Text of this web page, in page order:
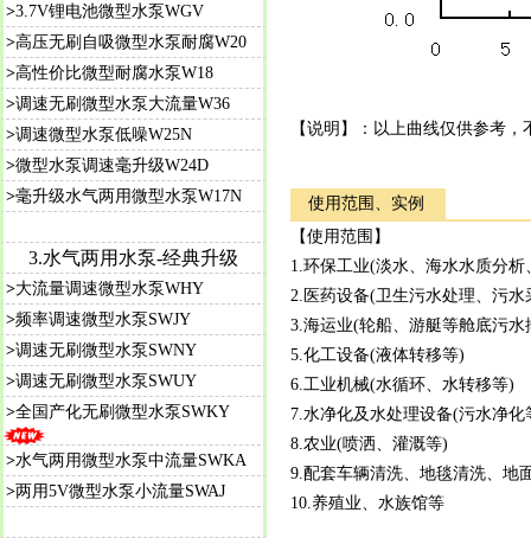
【说明】：以上曲线仅供参考
使用范围、实例
【使用范围】
1.环保工业(淡水、海水水质分
2.医药设备(卫生污水处理、污水
3.海运业(轮船、游艇等舱底污
5.化工设备(液体转移等)
6.工业机械(水循环、水转移等)
7.水净化及水处理设备(污水净化
8.农业(喷洒、灌溉等)
9.配套车辆清洗、地毯清洗、地
10.养殖业、水族馆等
>3.7V锂电池微型水泵WGV
>高压无刷自吸微型水泵耐腐W20
>高性价比微型耐腐水泵W18
>调速无刷微型水泵大流量W36
>调速微型水泵低噪W25N
>微型水泵调速毫升级W24D
>毫升级水气两用微型水泵W17N
3.水气两用水泵-经典升级
>大流量调速微型水泵WHY
>频率调速微型水泵SWJY
>调速无刷微型水泵SWNY
>调速无刷微型水泵SWUY
>全国产化无刷微型水泵SWKY
>水气两用微型水泵中流量SWKA
>两用5V微型水泵小流量SWAJ